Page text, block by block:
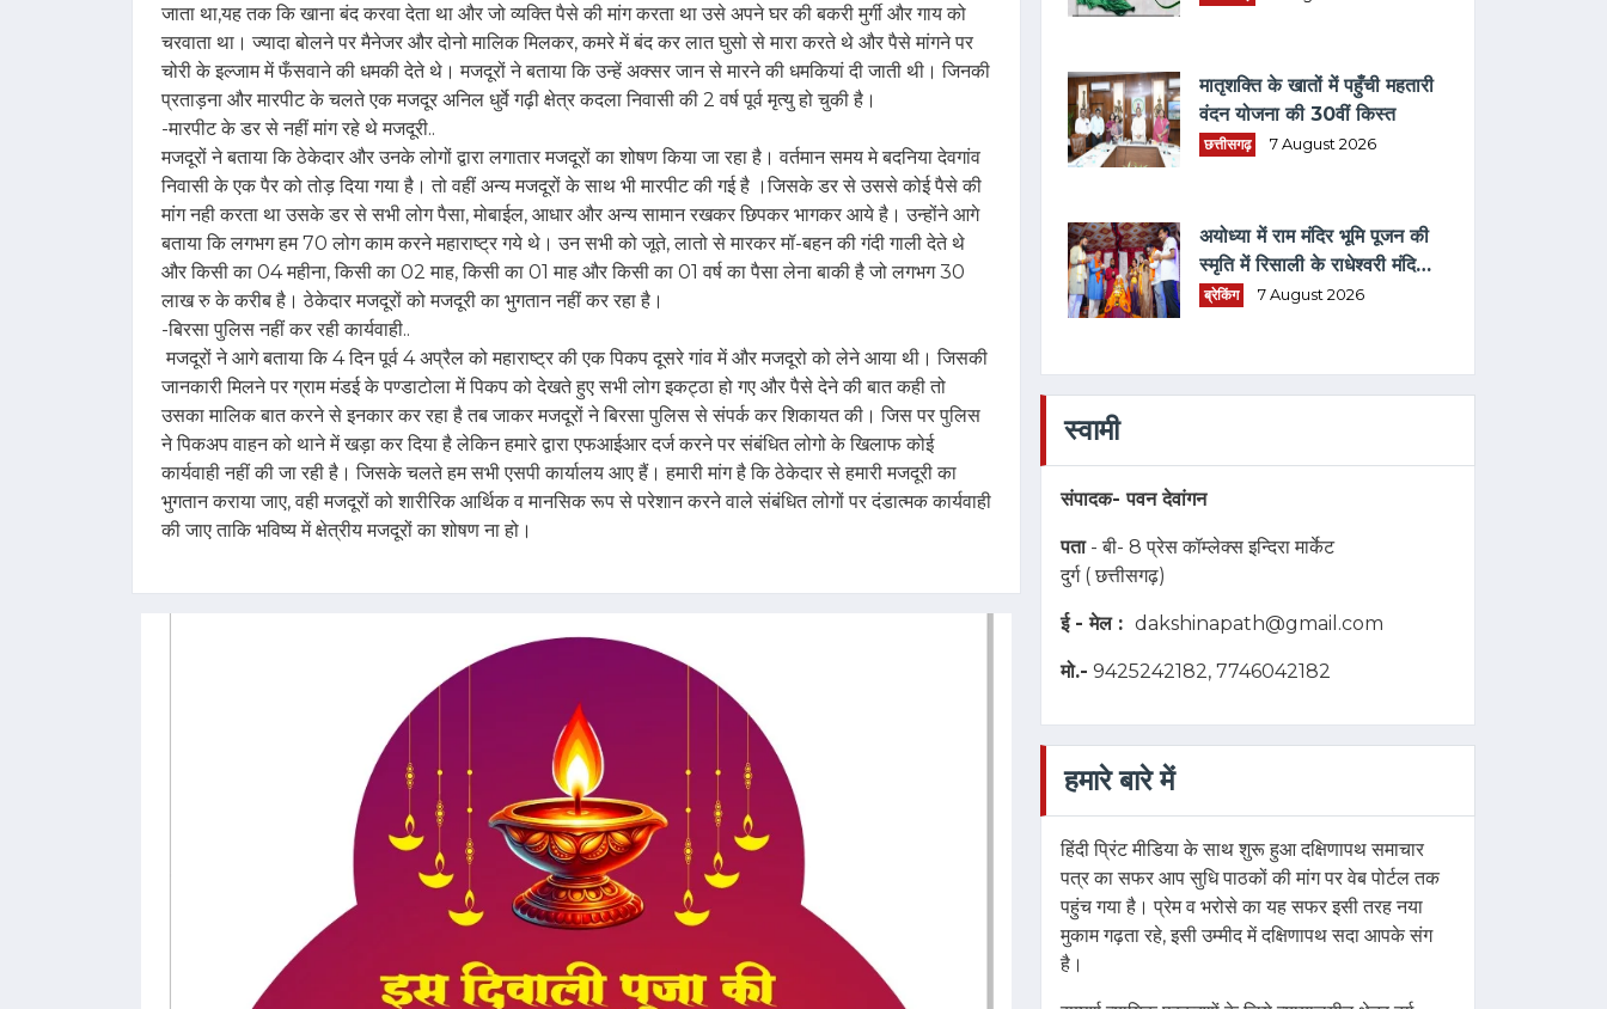
जाता था,यह तक कि खाना बंद करवा देता था और जो व्यक्ति पैसे की मांग करता था उसे अपने घर की बकरी मुर्गी और गाय को
चरवाता था। ज्यादा बोलने पर मैनेजर और दोनो मालिक मिलकर, कमरे में बंद कर लात घुसो से मारा करते थे और पैसे मांगने पर
चोरी के इल्जाम में फँसवाने की धमकी देते थे। मजदूरों ने बताया कि उन्हें अक्सर जान से मारने की धमकियां दी जाती थी। जिनकी
प्रताड़ना और मारपीट के चलते एक मजदूर अनिल धुर्वे गढ़ी क्षेत्र कदला निवासी की 2 वर्ष पूर्व मृत्यु हो चुकी है।
-मारपीट के डर से नहीं मांग रहे थे मजदूरी..
मजदूरों ने बताया कि ठेकेदार और उनके लोगों द्वारा लगातार मजदूरों का शोषण किया जा रहा है। वर्तमान समय मे बदनिया देवगांव
निवासी के एक पैर को तोड़ दिया गया है। तो वहीं अन्य मजदूरों के साथ भी मारपीट की गई है ।जिसके डर से उससे कोई पैसे की
मांग नही करता था उसके डर से सभी लोग पैसा, मोबाईल, आधार और अन्य सामान रखकर छिपकर भागकर आये है। उन्होंने आगे
बताया कि लगभग हम 70 लोग काम करने महाराष्ट्र गये थे। उन सभी को जूते, लातो से मारकर मॉ-बहन की गंदी गाली देते थे
और किसी का 04 महीना, किसी का 02 माह, किसी का 01 माह और किसी का 01 वर्ष का पैसा लेना बाकी है जो लगभग 30
लाख रु के करीब है। ठेकेदार मजदूरों को मजदूरी का भुगतान नहीं कर रहा है।
-बिरसा पुलिस नहीं कर रही कार्यवाही..
मजदूरों ने आगे बताया कि 4 दिन पूर्व 4 अप्रैल को महाराष्ट्र की एक पिकप दूसरे गांव में और मजदूरो को लेने आया थी। जिसकी
जानकारी मिलने पर ग्राम मंडई के पण्डाटोला में पिकप को देखते हुए सभी लोग इकट्ठा हो गए और पैसे देने की बात कही तो
उसका मालिक बात करने से इनकार कर रहा है तब जाकर मजदूरों ने बिरसा पुलिस से संपर्क कर शिकायत की। जिस पर पुलिस
ने पिकअप वाहन को थाने में खड़ा कर दिया है लेकिन हमारे द्वारा एफआईआर दर्ज करने पर संबंधित लोगो के खिलाफ कोई
कार्यवाही नहीं की जा रही है। जिसके चलते हम सभी एसपी कार्यालय आए हैं। हमारी मांग है कि ठेकेदार से हमारी मजदूरी का
भुगतान कराया जाए, वही मजदूरों को शारीरिक आर्थिक व मानसिक रूप से परेशान करने वाले संबंधित लोगों पर दंडात्मक कार्यवाही
की जाए ताकि भविष्य में क्षेत्रीय मजदूरों का शोषण ना हो।
मातृशक्ति के खातों में पहुँची महतारी
वंदन योजना की 30वीं किस्त
छत्तीसगढ़ 7 August 2026
अयोध्या में राम मंदिर भूमि पूजन की
स्मृति में रिसाली के राधेश्वरी मंदिर
में धार्मिक आयोजन
ब्रेकिंग 7 August 2026
स्वामी
संपादक-पवन देवांगन
पता- बी- 8 प्रेस कॉम्लेक्स इन्दिरा मार्केट
दुर्ग ( छत्तीसगढ़)
ई - मेल : dakshinapath@gmail.com
मो.- 9425242182, 7746042182
हमारे बारे में
हिंदी प्रिंट मीडिया के साथ शुरू हुआ दक्षिणापथ समाचार
पत्र का सफर आप सुधि पाठकों की मांग पर वेब पोर्टल तक
पहुंच गया है। प्रेम व भरोसे का यह सफर इसी तरह नया
मुकाम गढ़ता रहे, इसी उम्मीद में दक्षिणापथ सदा आपके संग
है।